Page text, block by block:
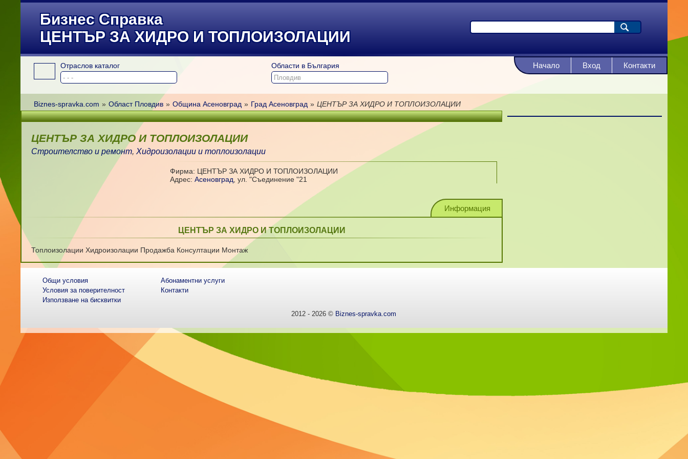
Бизнес Справка
ЦЕНТЪР ЗА ХИДРО И ТОПЛОИЗОЛАЦИИ
Отраслов каталог Области в България Начало Вход Контакти
Biznes-spravka.com » Област Пловдив » Община Асеновград » Град Асеновград » ЦЕНТЪР ЗА ХИДРО И ТОПЛОИЗОЛАЦИИ
ЦЕНТЪР ЗА ХИДРО И ТОПЛОИЗОЛАЦИИ
Строителство и ремонт,Хидроизолации и топлоизолации
Фирма: ЦЕНТЪР ЗА ХИДРО И ТОПЛОИЗОЛАЦИИ
Адрес:Асеновград ,ул. "Съединение "21
Информация
ЦЕНТЪР ЗА ХИДРО И ТОПЛОИЗОЛАЦИИ
Топлоизолации Хидроизолации Продажба Консултации Монтаж
Общи условия
Условия за поверителност
Използване на бисквитки
Абонаментни услуги
Контакти
2012 - 2026 © Biznes-spravka.com